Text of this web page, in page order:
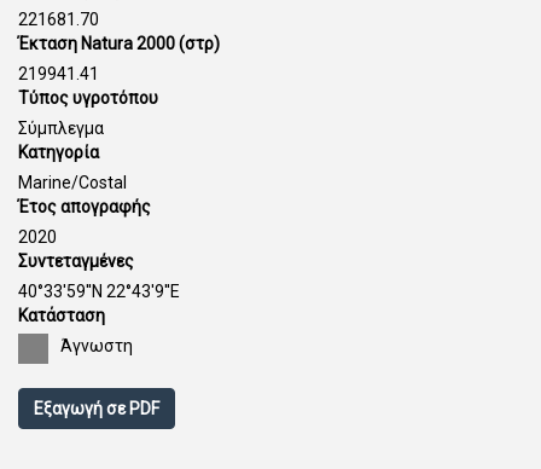
221681.70
Έκταση Natura 2000 (στρ)
219941.41
Τύπος υγροτόπου
Σύμπλεγμα
Κατηγορία
Marine/Costal
Έτος απογραφής
2020
Συντεταγμένες
40°33'59''N 22°43'9''E
Κατάσταση
Άγνωστη
Εξαγωγή σε PDF